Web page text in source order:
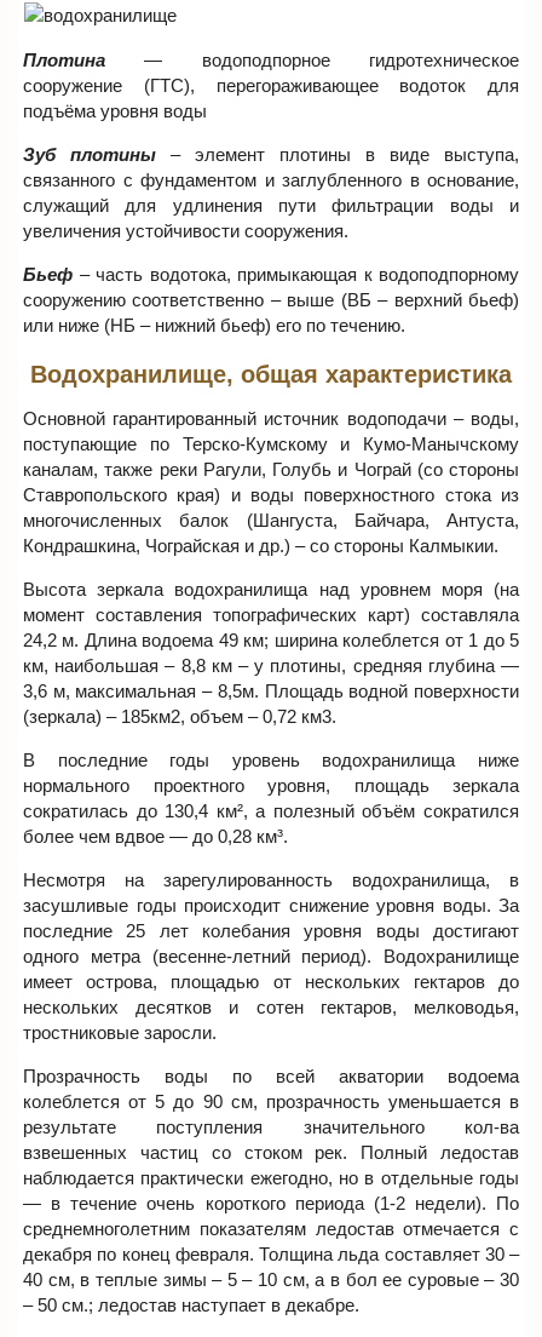
Плотина — водоподпорное гидротехническое
сооружение (ГТС), перегораживающее водоток для
подъёма уровня воды
Зуб плотины – элемент плотины в виде выступа,
связанного с фундаментом и заглубленного в основание,
служащий для удлинения пути фильтрации воды и
увеличения устойчивости сооружения.
Бьеф – часть водотока, примыкающая к водоподпорному
сооружению соответственно – выше (ВБ – верхний бьеф)
или ниже (НБ – нижний бьеф) его по течению.
Водохранилище, общая характеристика
Основной гарантированный источник водоподачи ‒ воды,
поступающие по Терско-Кумскому и Кумо-Манычскому
каналам, также реки Рагули, Голубь и Чограй (со стороны
Ставропольского края) и воды поверхностного стока из
многочисленных балок (Шангуста, Байчара, Антуста,
Кондрашкина, Чограйская и др.) – со стороны Калмыкии.
Высота зеркала водохранилища над уровнем моря (на
момент составления топографических карт) составляла
24,2 м. Длина водоема 49 км; ширина колеблется от 1 до 5
км, наибольшая – 8,8 км – у плотины, средняя глубина —
3,6 м, максимальная – 8,5м. Площадь водной поверхности
(зеркала) – 185км2, объем – 0,72 км3.
В последние годы уровень водохранилища ниже
нормального проектного уровня, площадь зеркала
сократилась до 130,4 км², а полезный объём сократился
более чем вдвое — до 0,28 км³.
Несмотря на зарегулированность водохранилища, в
засушливые годы происходит снижение уровня воды. За
последние 25 лет колебания уровня воды достигают
одного метра (весенне-летний период). Водохранилище
имеет острова, площадью от нескольких гектаров до
нескольких десятков и сотен гектаров, мелководья,
тростниковые заросли.
Прозрачность воды по всей акватории водоема
колеблется от 5 до 90 см, прозрачность уменьшается в
результате поступления значительного кол-ва
взвешенных частиц со стоком рек. Полный ледостав
наблюдается практически ежегодно, но в отдельные годы
— в течение очень короткого периода (1-2 недели). По
среднемноголетним показателям ледостав отмечается с
декабря по конец февраля. Толщина льда составляет 30 –
40 см, в теплые зимы – 5 – 10 см, а в бол ее суровые – 30
– 50 см.; ледостав наступает в декабре.